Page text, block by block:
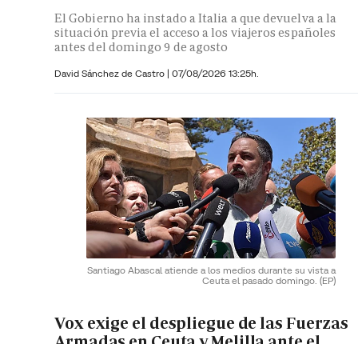
El Gobierno ha instado a Italia a que devuelva a la
situación previa el acceso a los viajeros españoles
antes del domingo 9 de agosto
David Sánchez de Castro | 07/08/2026 13:25h.
Santiago Abascal atiende a los medios durante su vista a
Ceuta el pasado domingo. (EP)
Vox exige el despliegue de las Fuerzas